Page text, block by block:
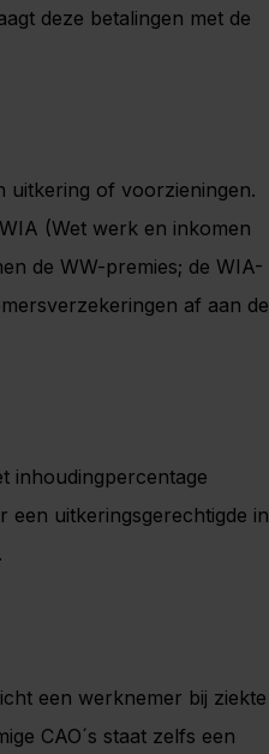
deze betalingen met de
uitkering of voorzieningen.
(Wet werk en inkomen
de WW-premies; de WIA-
af aan de
inhoudingpercentage
uitkeringsgerechtigde in
een werknemer bij ziekte
CAO´s staat zelfs een